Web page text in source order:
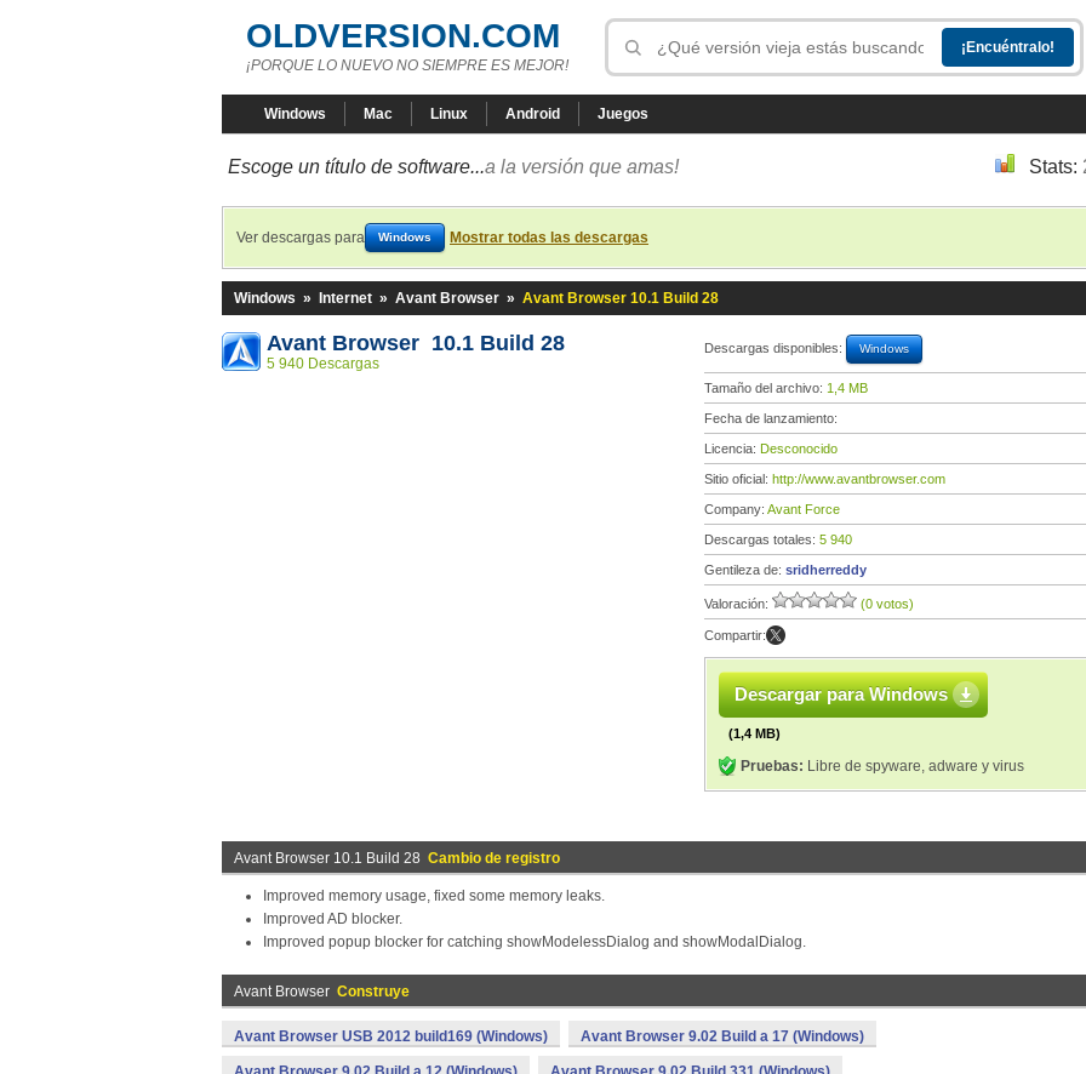
OLDVERSION.COM
¡PORQUE LO NUEVO NO SIEMPRE ES MEJOR!
Windows Mac Linux Android Juegos
Escoge un título de software...a la versión que amas! Stats:
Ver descargas para Windows Mostrar todas las descargas
Windows » Internet » Avant Browser » Avant Browser 10.1 Build 28
Avant Browser 10.1 Build 28
5 940 Descargas
Descargas disponibles: Windows
Tamaño del archivo: 1,4 MB
Fecha de lanzamiento:
Licencia: Desconocido
Sitio oficial: http://www.avantbrowser.com
Company: Avant Force
Descargas totales: 5 940
Gentileza de: sridherreddy
Valoración: (0 votos)
Compartir:
Descargar para Windows
(1,4 MB)
Pruebas: Libre de spyware, adware y virus
Avant Browser 10.1 Build 28 Cambio de registro
Improved memory usage, fixed some memory leaks.
Improved AD blocker.
Improved popup blocker for catching showModelessDialog and showModalDialog.
Avant Browser Construye
Avant Browser USB 2012 build169 (Windows) Avant Browser 9.02 Build a 17 (Windows)